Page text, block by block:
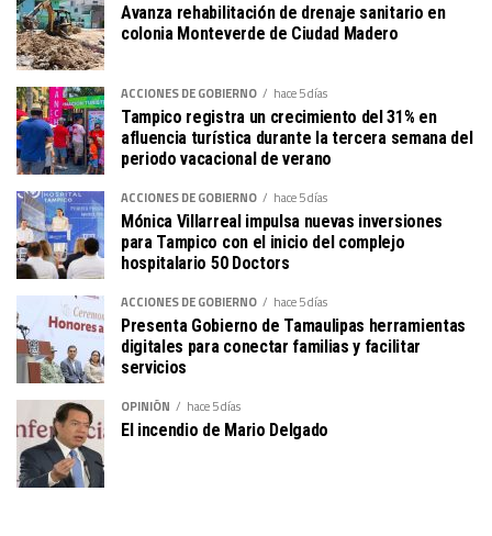
Avanza rehabilitación de drenaje sanitario en
colonia Monteverde de Ciudad Madero
ACCIONES DE GOBIERNO hace 5 días
Tampico registra un crecimiento del 31% en
afluencia turística durante la tercera semana del
periodo vacacional de verano
ACCIONES DE GOBIERNO hace 5 días
Mónica Villarreal impulsa nuevas inversiones
para Tampico con el inicio del complejo
hospitalario 50 Doctors
ACCIONES DE GOBIERNO hace 5 días
Presenta Gobierno de Tamaulipas herramientas
digitales para conectar familias y facilitar
servicios
OPINIÓN hace 5 días
El incendio de Mario Delgado